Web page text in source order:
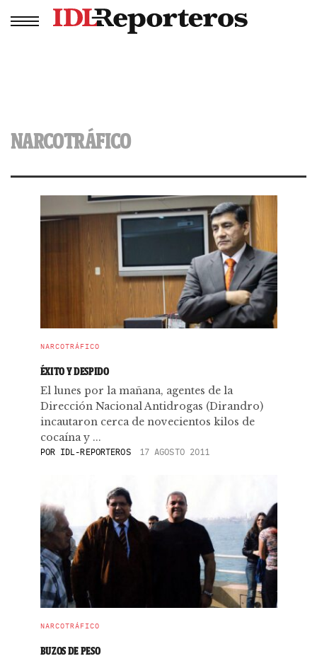
NARCOTRÁFICO
NARCOTRÁFICO
ÉXITO Y DESPIDO
El lunes por la mañana, agentes de la
Dirección Nacional Antidrogas (Dirandro)
incautaron cerca de novecientos kilos de
cocaína y ...
POR IDL-REPORTEROS 17 AGOSTO 2011
NARCOTRÁFICO
BUZOS DE PESO